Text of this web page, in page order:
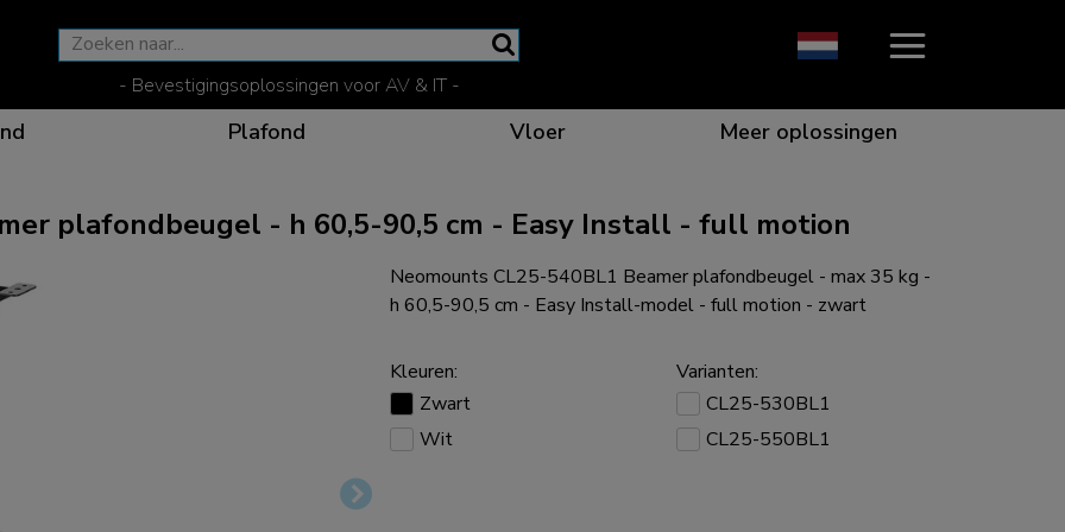
- Bevestigingsoplossingen voor AV & IT -
Ergonomische oplossingen voor elke situatie
De optimale kijkpositie voor elk scherm
Effectieve communicatie die opvalt
Plafond
Flexibele oplossingen voor de beste samenwerking
Vloer
Speciale producten voor specifieke behoeften
Meer oplossingen
plafondbeugel - h 60,5-90,5 cm - Easy Install - full motion
Neomounts CL25-540BL1 Beamer plafondbeugel - max 35 kg -
h 60,5-90,5 cm - Easy Install-model - full motion - zwart
Kleuren:
Zwart
Wit
Varianten:
CL25-530BL1
CL25-550BL1